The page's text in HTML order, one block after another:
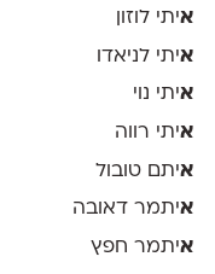
איתי לוזון
איתי לניאדו
איתי נוי
איתי רווה
איתם טובול
איתמר דאובה
איתמר חפץ